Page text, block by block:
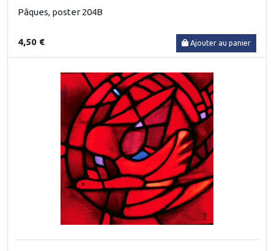
Pâques, poster 204B
4,50 € Ajouter au panier